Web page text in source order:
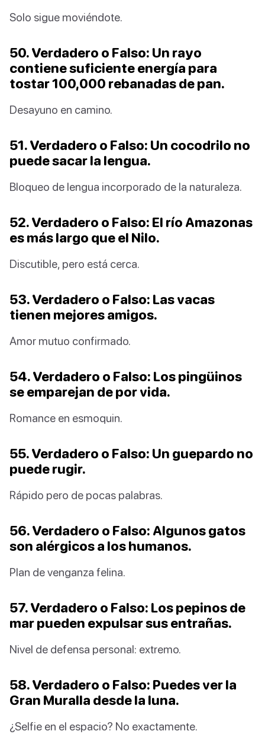
Solo sigue moviéndote.
50. Verdadero o Falso: Un rayo
contiene suficiente energía para
tostar 100,000 rebanadas de pan.
Desayuno en camino.
51. Verdadero o Falso: Un cocodrilo no
puede sacar la lengua.
Bloqueo de lengua incorporado de la naturaleza.
52. Verdadero o Falso: El río Amazonas
es más largo que el Nilo.
Discutible, pero está cerca.
53. Verdadero o Falso: Las vacas
tienen mejores amigos.
Amor mutuo confirmado.
54. Verdadero o Falso: Los pingüinos
se emparejan de por vida.
Romance en esmoquin.
55. Verdadero o Falso: Un guepardo no
puede rugir.
Rápido pero de pocas palabras.
56. Verdadero o Falso: Algunos gatos
son alérgicos a los humanos.
Plan de venganza felina.
57. Verdadero o Falso: Los pepinos de
mar pueden expulsar sus entrañas.
Nivel de defensa personal: extremo.
58. Verdadero o Falso: Puedes ver la
Gran Muralla desde la luna.
¿Selfie en el espacio? No exactamente.